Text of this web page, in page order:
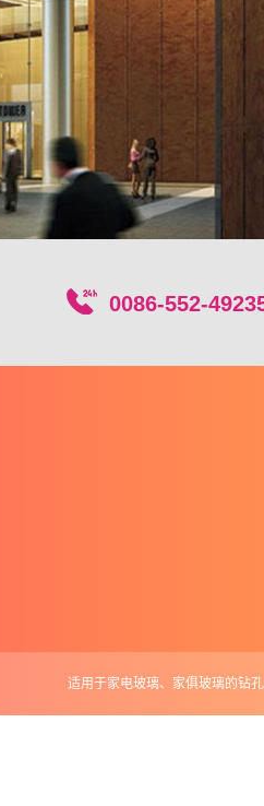
0086-552-
适用于家电玻璃、家俱玻璃的钻